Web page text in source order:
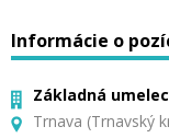
Informácie o
Základná
Trnava (Trnavský